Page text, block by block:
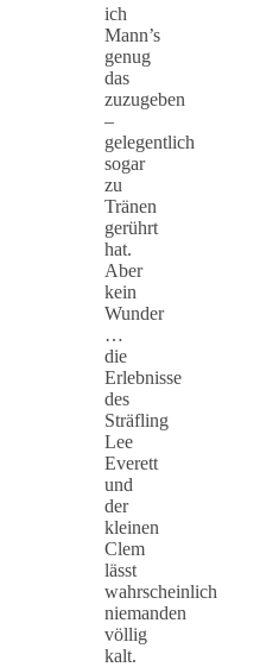
ich
Mann’s
genug
das
zuzugeben
–
gelegentlich
sogar
zu
Tränen
gerührt
hat.
Aber
kein
Wunder
…
die
Erlebnisse
des
Sträfling
Lee
Everett
und
der
kleinen
Clem
lässt
wahrscheinlich
niemanden
völlig
kalt.